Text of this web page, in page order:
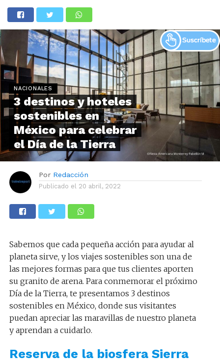
NACIONALES
3 destinos y hoteles
sostenibles en
México para celebrar
el Día de la Tierra
Por Redacción
Publicado el 20 abril, 2022
Sabemos que cada pequeña acción para ayudar al
planeta sirve, y los viajes sostenibles son una de
las mejores formas para que tus clientes aporten
su granito de arena. Para conmemorar el próximo
Día de la Tierra, te presentamos 3 destinos
sostenibles en México, donde sus visitantes
puedan apreciar las maravillas de nuestro planeta
y aprendan a cuidarlo.
Reserva de la biosfera Sierra